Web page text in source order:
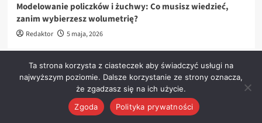
Modelowanie policzków i żuchwy: Co musisz wiedzieć,
zanim wybierzesz wolumetrię?
Redaktor 5 maja, 2026
Prawa autorskie &kopia; Wszelkie prawa zastrzeżone.
CoverNewsautorstwa AF themes
Ta strona korzysta z ciasteczek aby świadczyć usługi na
najwyższym poziomie. Dalsze korzystanie ze strony oznacza,
że zgadzasz się na ich użycie.
Zgoda
Polityka prywatności